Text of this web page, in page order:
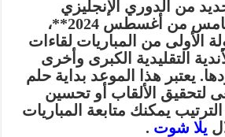
من الدوري الإنجليزي
الممتاز في **الخامس من أغسطس 2024**،
الأولى من المباريات لقاءات
التقليدية الكبرى وأخرى
يعتبر هذا الموعد بداية حلم
لتحقيق الألقاب أو تحسين
يمكنك متابعة المباريات
يلا شوت .